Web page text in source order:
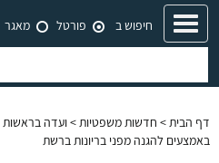
Toggle
navigation
חיפוש ב פורטל מאגר
דף הבית> חדשות משפטיות> ועדה
באמצעים להגנה מפני בריונות ברשת